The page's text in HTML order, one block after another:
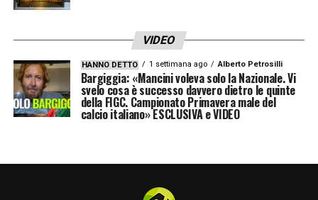
VIDEO
HANNO DETTO 1 settimana ago Alberto Petrosilli
Bargiggia: «Mancini voleva solo la Nazionale. Vi
svelo cosa è successo davvero dietro le quinte
della FIGC. Campionato Primavera male del
calcio italiano» ESCLUSIVA e VIDEO